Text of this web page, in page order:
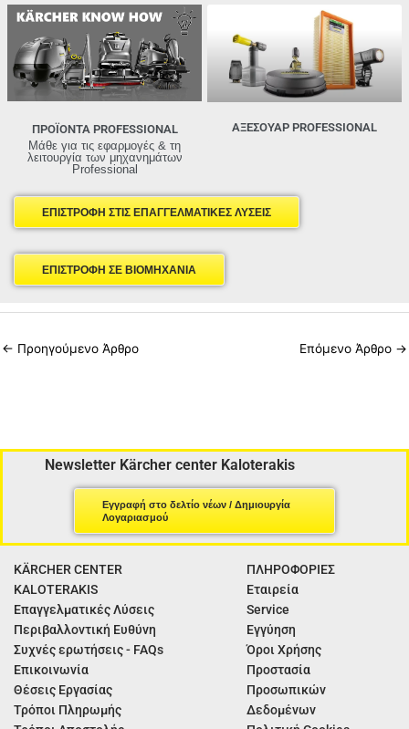
ΠΡΟΪΟΝΤΑ PROFESSIONAL
Μάθε για τις εφαρμογές & τη
λειτουργία των μηχανημάτων
Professional
ΑΞΕΣΟΥΑΡ PROFESSIONAL
ΕΠΙΣΤΡΟΦΗ ΣΤΙΣ ΕΠΑΓΓΕΛΜΑΤΙΚΕΣ ΛΥΣΕΙΣ
ΕΠΙΣΤΡΟΦΗ ΣΕ ΒΙΟΜΗΧΑΝΙΑ
← Προηγούμενο Άρθρο Επόμενο Άρθρο →
Newsletter Kärcher center Kaloterakis
Εγγραφή στο δελτίο νέων / Δημιουργία
Λογαριασμού
KÄRCHER CENTER
KALOTERAKIS
Επαγγελματικές Λύσεις
Περιβαλλοντική Ευθύνη
Συχνές ερωτήσεις - FAQs
Επικοινωνία
Θέσεις Εργασίας
Τρόποι Πληρωμής
ΠΛΗΡΟΦΟΡΙΕΣ
Εταιρεία
Service
Εγγύηση
Όροι Χρήσης
Προστασία
Προσωπικών
Δεδομένων